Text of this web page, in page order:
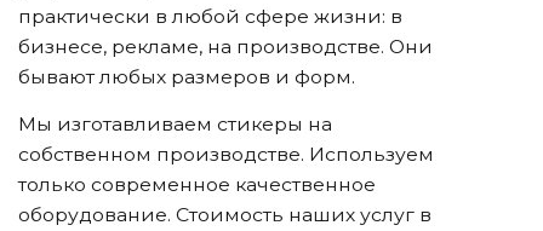
практически в любой сфере жизни: в
бизнесе, рекламе, на производстве. Они
бывают любых размеров и форм.
Мы изготавливаем стикеры на
собственном производстве. Используем
только современное качественное
оборудование. Стоимость наших услуг в